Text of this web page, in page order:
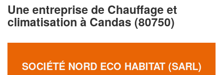
Une entreprise de Chauffage et
climatisation à Candas (80750)
SOCIÉTÉ NORD ECO HABITAT (SARL)
Augmentez votre
vosmargestout en
En savoir plus